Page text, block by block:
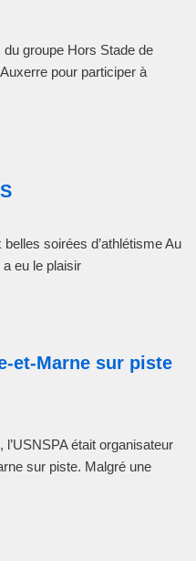
groupe Hors Stade de
pour participer à
soirées d’athlétisme Au
eu le plaisir
et-Marne sur piste
était organisateur
sur piste. Malgré une